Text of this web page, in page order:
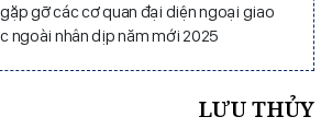
gỡ các cơ quan đại diện ngoại giao
ngoài nhân dịp năm mới 2025
LƯU THỦY